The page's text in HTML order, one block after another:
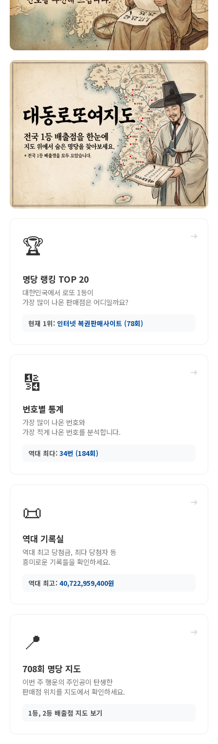
➜
🏆
명당 랭킹 TOP 20
대한민국에서 로또 1등이
가장 많이 나온 판매점은 어디일까요?
현재 1위: 인터넷 복권판매사이트 (78회)
➜
🔢
번호별 통계
가장 많이 나온 번호와
가장 적게 나온 번호를 분석합니다.
역대 최다: 34번 (184회)
➜
📜
역대 기록실
역대 최고 당첨금, 최다 당첨자 등
흥미로운 기록들을 확인하세요.
역대 최고: 40,722,959,400원
➜
📍
708회 명당 지도
이번 주 행운의 주인공이 탄생한
판매점 위치를 지도에서 확인하세요.
1등, 2등 배출점 지도 보기